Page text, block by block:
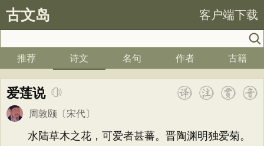
古文岛 客户端下载
推荐 诗文 名句 作者 古籍
爱莲说
周敦颐 〔宋代〕
水陆草木之花，可爱者甚蕃。晋陶渊明独爱菊。